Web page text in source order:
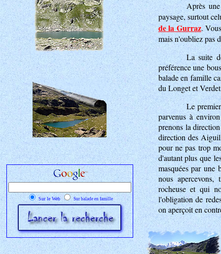
Sur le Web Sur balade en famille
Après
paysage, surtout
de la Gurraz.
mais n'oubliez pas
La suite
préférence une
balade en famille
du Longet et
Le
parvenus à
prenons la
direction des
pour ne pas trop
d'autant plus que
masquées par une
nous
rocheuse et qui
l'obligation de
on aperçoit en